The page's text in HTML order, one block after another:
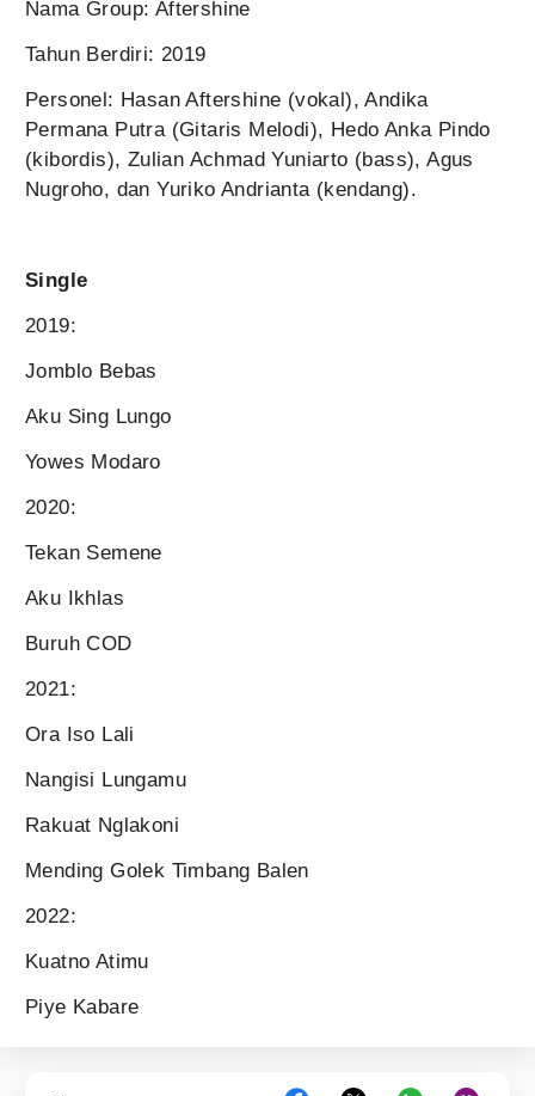
Nama Group: Aftershine
Tahun Berdiri: 2019
Personel: Hasan Aftershine (vokal), Andika
Permana Putra (Gitaris Melodi), Hedo Anka Pindo
(kibordis), Zulian Achmad Yuniarto (bass), Agus
Nugroho, dan Yuriko Andrianta (kendang).
Single
2019:
Jomblo Bebas
Aku Sing Lungo
Yowes Modaro
2020:
Tekan Semene
Aku Ikhlas
Buruh COD
2021:
Ora Iso Lali
Nangisi Lungamu
Rakuat Nglakoni
Mending Golek Timbang Balen
2022:
Kuatno Atimu
Piye Kabare